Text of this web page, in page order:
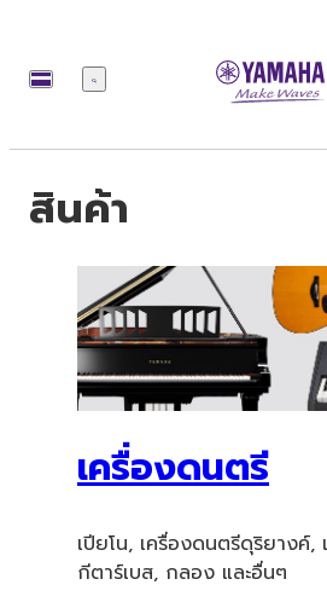
เมนู
สินค้า
เครื่องดนตรี
เปียโน, เครื่องดนตรีดุริยางค์,
กีตาร์เบส, กลอง และอื่นๆ